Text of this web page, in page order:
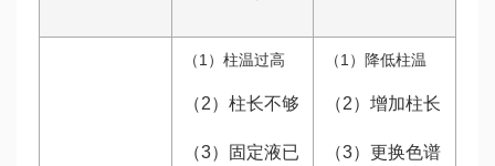
（1）柱温过高
（2）柱长不够
（3）固定液已
（1）降低柱温
（2）增加柱长
（3）更换色谱